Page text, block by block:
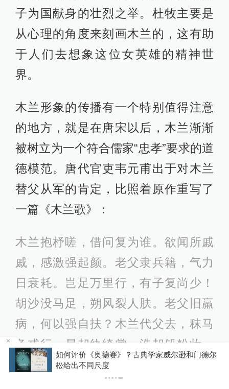
子为国献身的壮烈之举。杜牧主要是
从心理的角度来刻画木兰的，这有助
于人们去想象这位女英雄的精神世
界。
木兰形象的传播有一个特别值得注意
的地方，就是在唐宋以后，木兰渐渐
被树立为一个符合儒家“忠孝”要求的道
德模范。唐代官吏韦元甫出于对木兰
替父从军的肯定，比照着原作重写了
一篇《木兰歌》：
木兰抱杼嗟，借问复为谁。欲闻所戚
戚，感激强起颜。老父隶兵籍，气力
日衰耗。岂足万里行，有子复尚少！
胡沙没马足，朔风裂人肤。老父旧羸
病，何以强自扶？木兰代父去，秣马
备戎行。易却纨绮裳，洗却铅粉妆。
驰马赴军幕，慷慨携干将。朝屯雪山
如何评价《奥德赛》？古典学家威尔逊和门德尔
松给出不同尺度